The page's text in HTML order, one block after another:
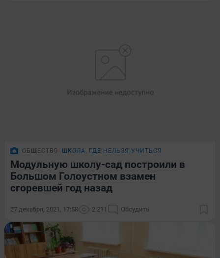
ОБЩЕСТВО ШКОЛА, ГДЕ НЕЛЬЗЯ УЧИТЬСЯ
Модульную школу-сад построили в
Большом Голоустном взамен
сгоревшей год назад
27 декабря, 2021, 17:58 2 211 Обсудить